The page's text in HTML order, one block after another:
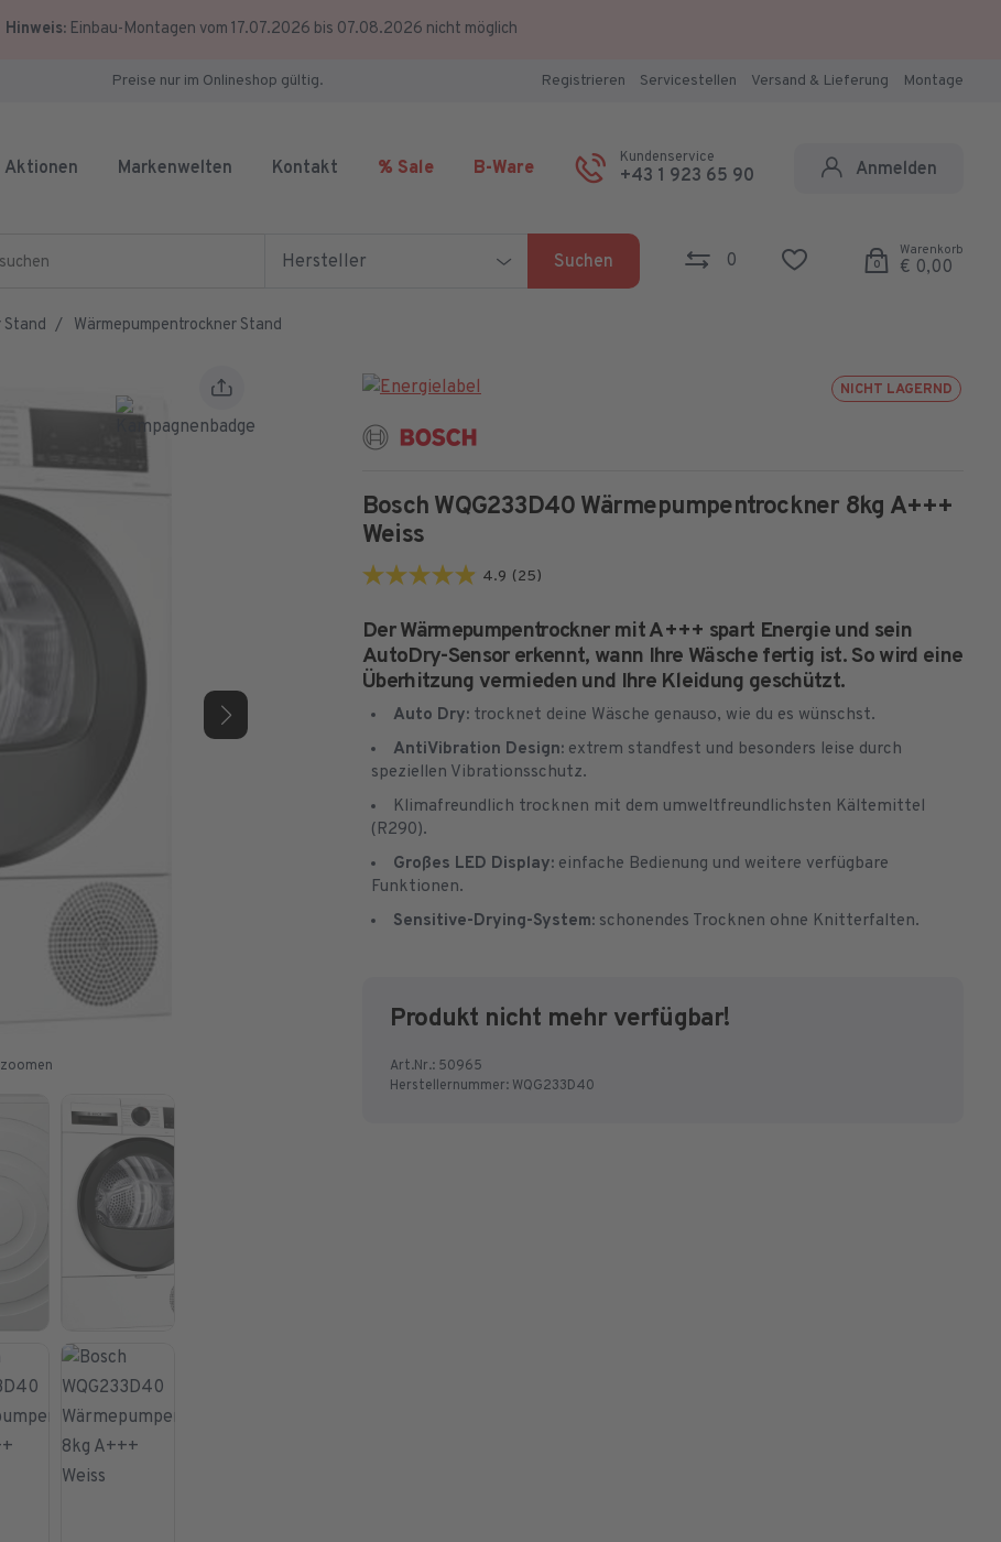
Hinweis:Einbau-Montagen vom 17.07.2026 bis 07.08.2026 nicht möglich
Preise nur im Onlineshop gültig. Registrieren Servicestellen Versand & Lieferung Montage
Aktionen Markenwelten Kontakt % Sale B-Ware Kundenservice
+43 1 923 65 90 Anmelden
Hersteller Suchen 0 0
Warenkorb
€ 0,00
Stand Wärmepumpentrockner Stand
NICHT LAGERND
Bosch WQG233D40 Wärmepumpentrockner 8kg A+++
Weiss
4.9 (25)
4.9
von
5
Sternen.
25
Bewertungen
Der Wärmepumpentrockner mit A+++ spart Energie und sein
AutoDry-Sensor erkennt, wann Ihre Wäsche fertig ist. So wird eine
Überhitzung vermieden und Ihre Kleidung geschützt.
Auto Dry: trocknet deine Wäsche genauso, wie du es wünschst.
AntiVibration Design: extrem standfest und besonders leise durch
speziellen Vibrationsschutz.
Klimafreundlich trocknen mit dem umweltfreundlichsten Kältemittel
(R290).
Großes LED Display: einfache Bedienung und weitere verfügbare
Funktionen.
Sensitive-Drying-System: schonendes Trocknen ohne Knitterfalten.
Produkt nicht mehr verfügbar!
Art.Nr.: 50965
Herstellernummer: WQG233D40